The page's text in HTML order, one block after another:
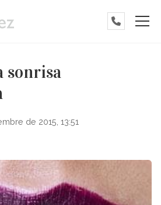
sonrisa
de 2015, 13:51